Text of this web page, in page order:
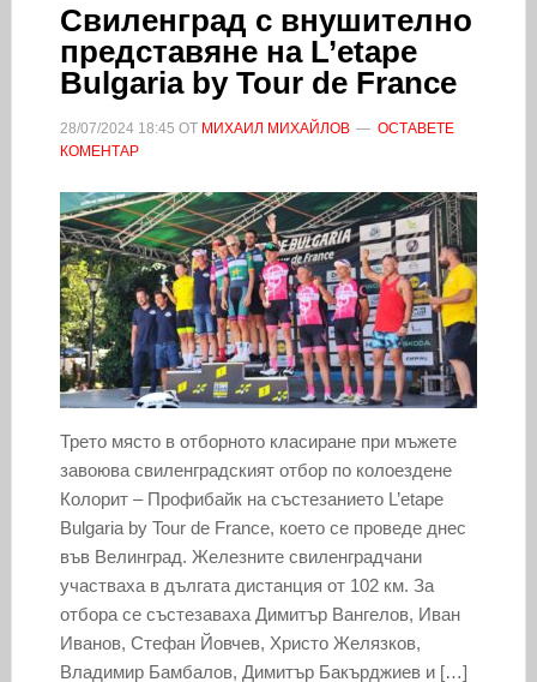
Свиленград с внушително
представяне на L’etape
Bulgaria by Tour de France
28/07/2024 18:45 ОТ МИХАИЛ МИХАЙЛОВ
ОСТАВЕТЕ
КОМЕНТАР
Трето място в отборното класиране при мъжете
завоюва свиленградският отбор по колоездене
Колорит – Профибайк на състезанието L’etape
Bulgaria by Tour de France, което се проведе днес
във Велинград. Железните свиленградчани
участваха в дългата дистанция от 102 км. За
отбора се състезаваха Димитър Вангелов, Иван
Иванов, Стефан Йовчев, Христо Желязков,
Владимир Бамбалов, Димитър Бакърджиев и […]